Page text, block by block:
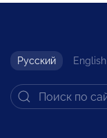
Русский English